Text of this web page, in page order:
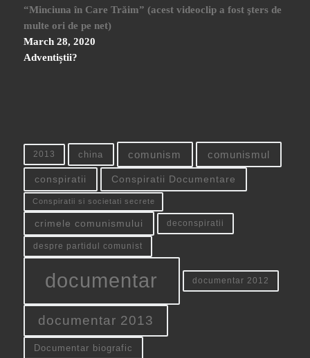
“Minciuna în Care Trăim” (acest videoclip a fost şters de
multe ori de pe net)
March 28, 2020
Adventiștii?
2013 china comunism comunismul
conspiratii Conspiratii Documentare
Conspiratii si societati secrete
crimele comunismului deconspiratii
despre partidul comunist
documentar documentar 2012
documentar 2013
Documentar biografic